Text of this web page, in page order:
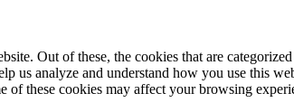
Out of these, the cookies that are
us analyze and understand how you use this
of these cookies may affect your browsing